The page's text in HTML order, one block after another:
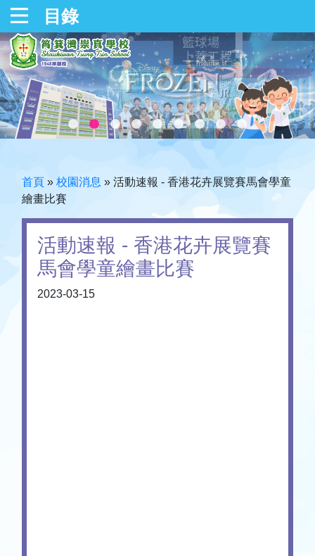
目錄
首頁 » 校園消息 » 活動速報 - 香港花卉展覽賽馬會學童
繪畫比賽
活動速報 - 香港花卉展覽賽
馬會學童繪畫比賽
2023-03-15